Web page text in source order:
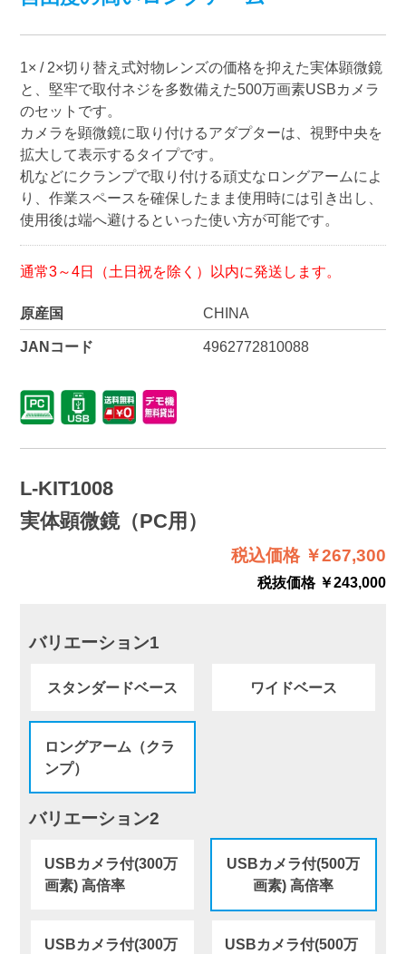
1× / 2×切り替え式対物レンズの価格を抑えた実体顕微鏡
と、堅牢で取付ネジを多数備えた500万画素USBカメラ
のセットです。
カメラを顕微鏡に取り付けるアダプターは、視野中央を
拡大して表示するタイプです。
机などにクランプで取り付ける頑丈なロングアームによ
り、作業スペースを確保したまま使用時には引き出し、
使用後は端へ避けるといった使い方が可能です。
通常3～4日（土日祝を除く）以内に発送します。
原産国 CHINA
JANコード 4962772810088
L-KIT1008
実体顕微鏡（PC用）
税込価格 ￥267,300
税抜価格 ￥243,000
バリエーション1
スタンダードベース ワイドベース
ロングアーム（クラ
ンプ）
バリエーション2
USBカメラ付(300万
画素) 高倍率
USBカメラ付(500万
画素) 高倍率
USBカメラ付(300万 USBカメラ付(500万